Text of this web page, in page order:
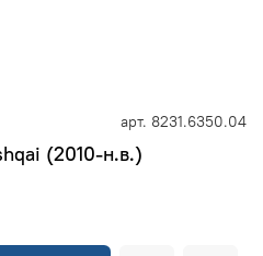
арт. 8231.6350.04
(2010-н.в.)